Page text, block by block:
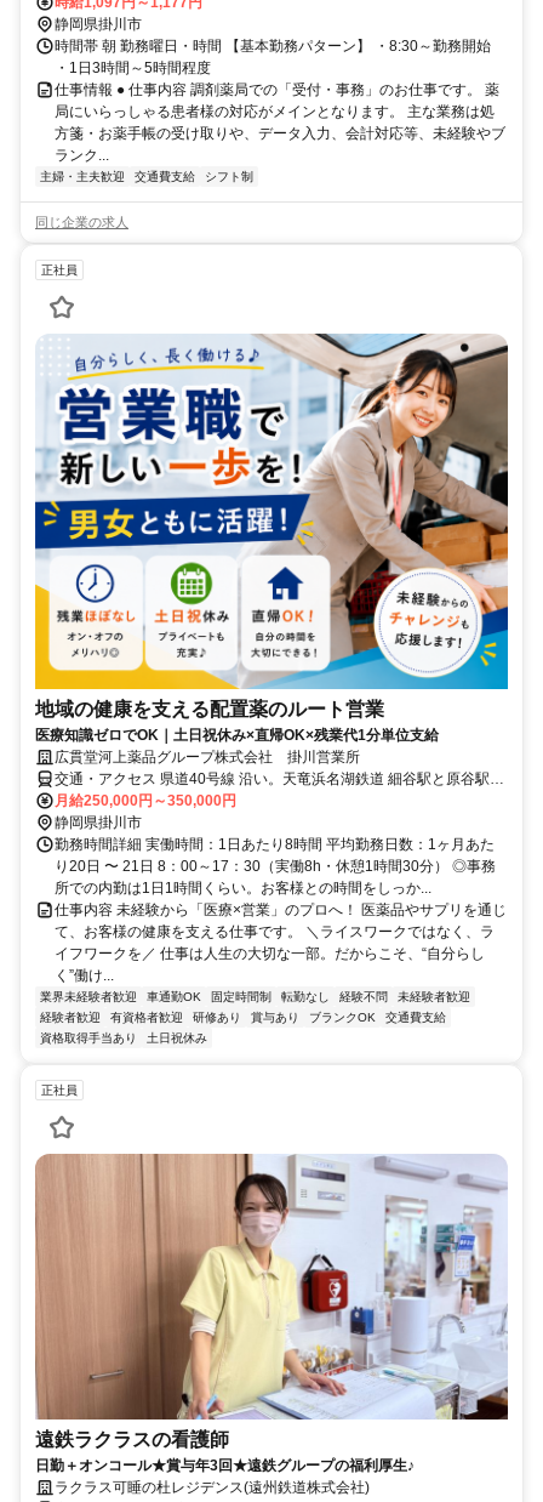
静岡県掛川市
時間帯 朝 勤務曜日・時間 【基本勤務パターン】 ・8:30～勤務開始
・1日3時間～5時間程度
仕事情報 ● 仕事内容 調剤薬局での「受付・事務」のお仕事です。 薬
局にいらっしゃる患者様の対応がメインとなります。 主な業務は処
方箋・お薬手帳の受け取りや、データ入力、会計対応等、未経験やブ
ランク...
主婦・主夫歓迎 交通費支給 シフト制
同じ企業の求人
正社員
地域の健康を支える配置薬のルート営業
医療知識ゼロでOK｜土日祝休み×直帰OK×残業代1分単位支給
広貫堂河上薬品グループ株式会社 掛川営業所
交通・アクセス 県道40号線 沿い。天竜浜名湖鉄道 細谷駅と原谷駅の
中間地点くらいの立地です
月給250,000円～350,000円
静岡県掛川市
勤務時間詳細 実働時間：1日あたり8時間 平均勤務日数：1ヶ月あた
り20日 〜 21日 8：00～17：30（実働8h・休憩1時間30分） ◎事務
所での内勤は1日1時間くらい。お客様との時間をしっか...
仕事内容 未経験から「医療×営業」のプロへ！ 医薬品やサプリを通じ
て、お客様の健康を支える仕事です。 ＼ライスワークではなく、ラ
イフワークを／ 仕事は人生の大切な一部。だからこそ、“自分らし
く”働け...
業界未経験者歓迎 車通勤OK 固定時間制 転勤なし 経験不問
未経験者歓迎
経験者歓迎
有資格者歓迎 研修あり 賞与あり ブランクOK
交通費支給
資格取得手当あり
土日祝休み
正社員
遠鉄ラクラスの看護師
日勤＋オンコール★賞与年3回★遠鉄グループの福利厚生♪
ラクラス可睡の杜レジデンス(遠州鉄道株式会社)